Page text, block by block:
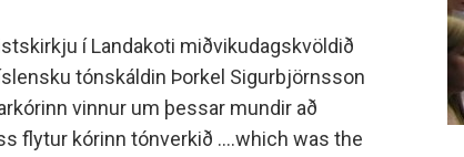
í Landakoti miðvikudagskvöldið
tónskáldin Þorkel Sigurbjörnsson
vinnur um þessar mundir að
flytur kórinn tónverkið ....which was the